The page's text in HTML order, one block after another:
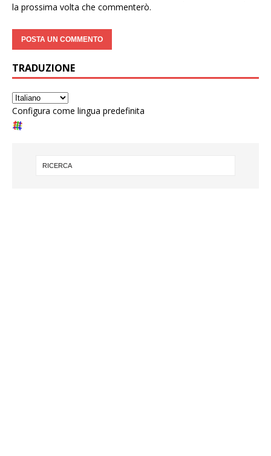
la prossima volta che commenterò.
TRADUZIONE
Configura come lingua predefinita